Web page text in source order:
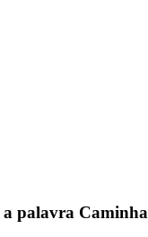
a palavra Caminha